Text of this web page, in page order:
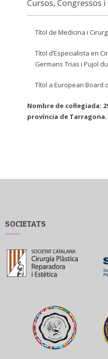
Cursos, Congressos i
Títol de Medicina i
Títol d’Especialista en
Germans Trias i Pujol
Títol a European Board
Nombre de col·legiada:
província de Tarragona.
SOCIETATS